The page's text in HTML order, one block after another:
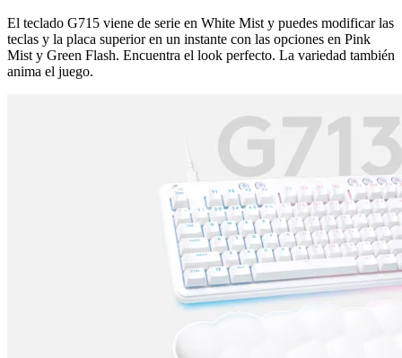
El teclado G715 viene de serie en White Mist y puedes modificar las
teclas y la placa superior en un instante con las opciones en Pink
Mist y Green Flash. Encuentra el look perfecto. La variedad también
anima el juego.